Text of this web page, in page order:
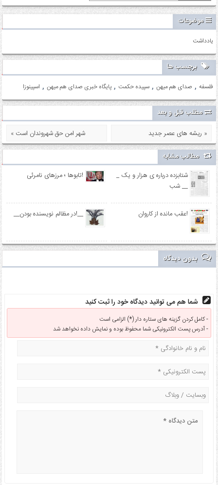
موضوعات
یادداشت
برچسب ها
اسپینوزا , پایگاه خبری صدای هم میهن , سپیده حکمت , صدای هم میهن , فلسفه
مطلب قبل و بعد
ریشه های عصر جدید » « شهر امن حق شهروندان است
مطالب مشابه
_ شتابزده درباره ی هزار و یک
شب __
تابوها ؛ مرزهای نامرئی!
عقب مانده از کاروان! __در مظالم نویسنده بودن!__
بدون دیدگاه
کامل کردن گزینه های ستاره دار (*) الزامی است -
آدرس پست الکترونیکی شما محفوظ بوده و نمایش داده نخواهد شد -